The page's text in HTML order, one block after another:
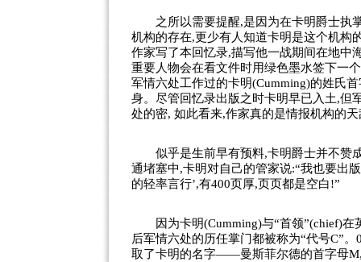
之所以需要提醒,是因为在卡明爵士执掌
机构的存在,更少有人知道卡明是这个机构
作家写了本回忆录,描写他一战期间在地中
重要人物会在看文件时用绿色墨水签下一
军情六处工作过的卡明(Cumming)的姓氏
身。尽管回忆录出版之时卡明早已入土,但
处的密, 如此看来,作家真的是情报机构的天
似乎是生前早有预料,卡明爵士并不赞成
通堵塞中,卡明对自己的管家说:“我也要出
的轻率言行’,有400页厚,页页都是空白!”
因为卡明(Cumming)与“首领”(chief)在
后军情六处的历任掌门都被称为“代号C”
取了卡明的名字——曼斯菲尔德的首字母